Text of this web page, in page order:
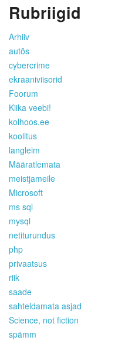
Rubriigid
Arhiiv
autõs
cybercrime
ekraaniviisorid
Foorum
Kiika veebi!
kolhoos.ee
koolitus
langleim
Määratlemata
meistjameile
Microsoft
ms sql
mysql
netiturundus
php
privaatsus
riik
saade
sahteldamata asjad
Science, not fiction
spämm